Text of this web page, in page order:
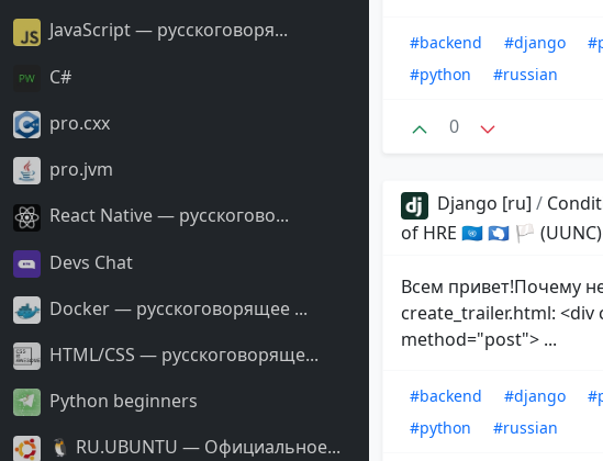
JavaScript — русскоговоря...
С#
pro.cxx
pro.jvm
React Native — русскогово...
Devs Chat
Docker — русскоговорящее ...
HTML/CSS — русскоговоряще...
Python beginners
🐧 RU.UBUNTU — Официальное...
#backend #django
#python
#russian
0
Django [ru] /
of HRE 🇺🇳 🇦🇶 🏳 (UUNC)
Всем привет!Почему
create_trailer.html:
method="post"> ...
#backend #django
#python
#russian